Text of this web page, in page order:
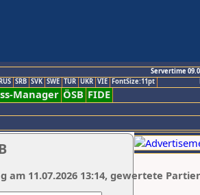
Servertime
SRB SVK SWE TUR UKR VIE FontSize:11pt
Manager ÖSB FIDE
am 11.07.2026 13:14, gewertete